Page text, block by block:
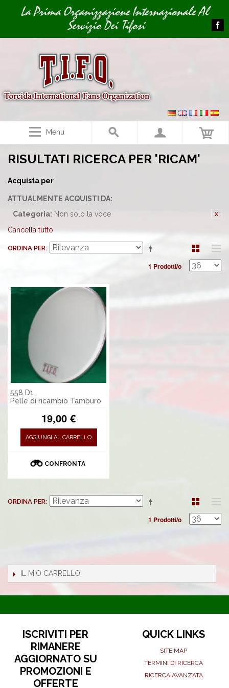
Image 01La Prima Organizzazione Internazionale Al
Servizio Dei Tifosi
Menu
RISULTATI RICERCA PER 'RICAM'
Acquista per
ATTUALMENTE ACQUISTI DA:
Categoria: Non solo la voce
Cancella tutto
ORDINA PER
1 Prodotti/o
558 D1
Pelle di ricambio Tamburo
19,00 €
AGGIUNGI AL CARRELLO
CONFRONTA
ORDINA PER
1 Prodotti/o
IL MIO CARRELLO
ISCRIVITI PER
RIMANERE
AGGIORNATO SU
PROMOZIONI E
OFFERTE
QUICK LINKS
SITE MAP
TERMINI DI RICERCA
RICERCA AVANZATA